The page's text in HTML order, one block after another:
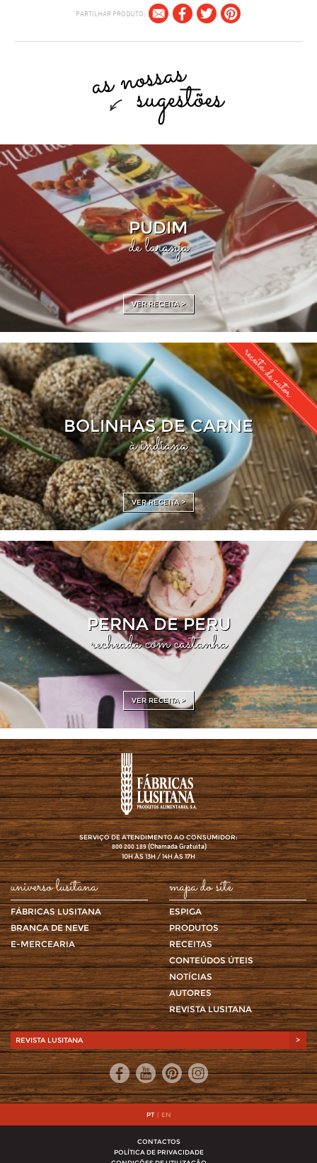
PARTILHAR PRODUTO:
PUDIM
de laranja
VER RECEITA >
receita de autor
BOLINHAS DE CARNE
à indiana
VER RECEITA >
PERNA DE PERU
recheada com castanha
VER RECEITA >
SERVIÇO DE ATENDIMENTO AO CONSUMIDOR:
800 200 189(Chamada Gratuita)
10H ÀS 13H / 14H ÀS 17H
universo lusitana
FÁBRICAS LUSITANA
BRANCA DE NEVE
E-MERCEARIA
mapa do site
ESPIGA
PRODUTOS
RECEITAS
CONTEÚDOS ÚTEIS
NOTÍCIAS
AUTORES
REVISTA LUSITANA
REVISTA LUSITANA >
PT | EN
CONTACTOS
POLÍTICA DE PRIVACIDADE